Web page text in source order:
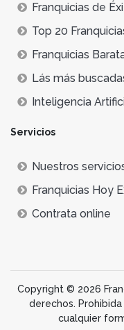
Franquicias de
Top 20
Franquicias
Lás más
Inteligencia
Servicios
Nuestros
Franquicias Hoy
Contrata online
Copyright © 2026
derechos.
cualquier